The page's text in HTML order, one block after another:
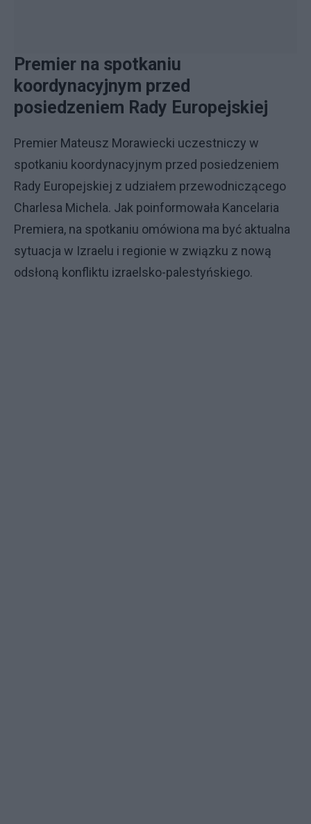
Premier na spotkaniu
koordynacyjnym przed
posiedzeniem Rady Europejskiej
Premier Mateusz Morawiecki uczestniczy w
spotkaniu koordynacyjnym przed posiedzeniem
Rady Europejskiej z udziałem przewodniczącego
Charlesa Michela. Jak poinformowała Kancelaria
Premiera, na spotkaniu omówiona ma być aktualna
sytuacja w Izraelu i regionie w związku z nową
odsłoną konfliktu izraelsko-palestyńskiego.